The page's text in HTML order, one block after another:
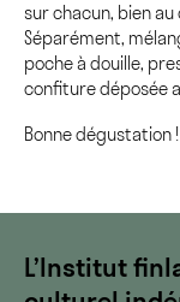
sur chacun, bien au
Séparément,
poche à douille,
confiture déposée
Bonne dégustation !
L’Institut